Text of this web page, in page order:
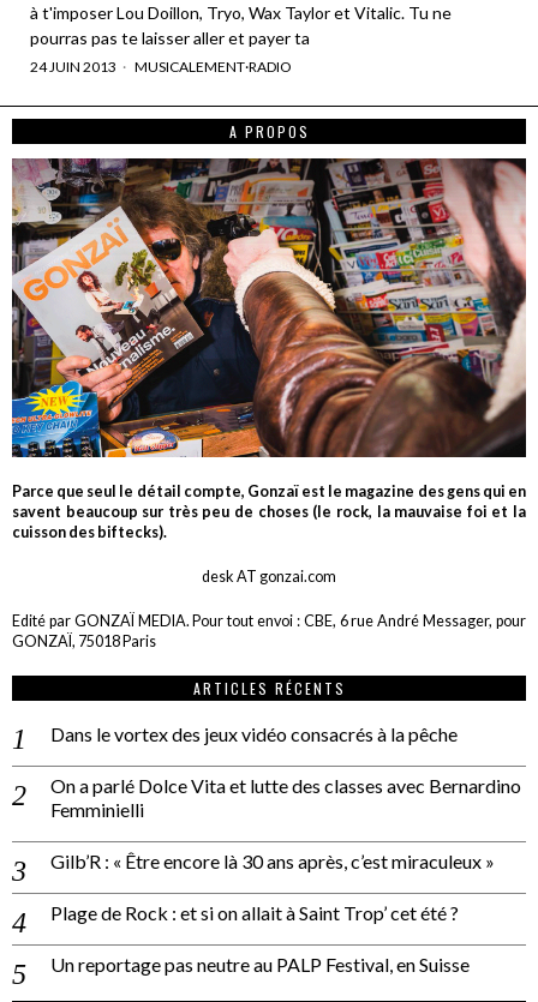
à t'imposer Lou Doillon, Tryo, Wax Taylor et Vitalic. Tu ne
pourras pas te laisser aller et payer ta
24 JUIN 2013 MUSICALEMENT·RADIO
A PROPOS
Parce que seul le détail compte, Gonzaï est le magazine des gens qui en
savent beaucoup sur très peu de choses (le rock, la mauvaise foi et la
cuisson des biftecks).
desk AT gonzai.com
Edité par GONZAÏ MEDIA. Pour tout envoi : CBE, 6 rue André Messager, pour
GONZAÏ, 75018 Paris
ARTICLES RÉCENTS
Dans le vortex des jeux vidéo consacrés à la pêche
On a parlé Dolce Vita et lutte des classes avec Bernardino
Femminielli
Gilb’R : « Être encore là 30 ans après, c’est miraculeux »
Plage de Rock : et si on allait à Saint Trop’ cet été ?
Un reportage pas neutre au PALP Festival, en Suisse